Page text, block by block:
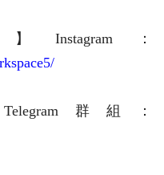
】 Instagram：
群組：